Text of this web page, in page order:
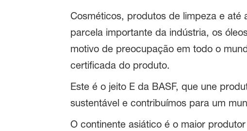
Cosméticos, produtos de limpeza e até
parcela importante da indústria, os
motivo de preocupação em todo o
certificada do produto.
Este é o jeito E da BASF, que une
sustentável e contribuímos para um
O continente asiático é o maior